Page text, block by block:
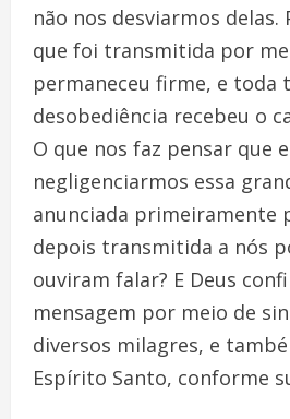
não nos desviarmos delas.
que foi transmitida por
permaneceu firme, e toda
desobediência recebeu o
O que nos faz pensar que
negligenciarmos essa
anunciada primeiramente
depois transmitida a nós
ouviram falar? E Deus
mensagem por meio de
diversos milagres, e
Espírito Santo, conforme